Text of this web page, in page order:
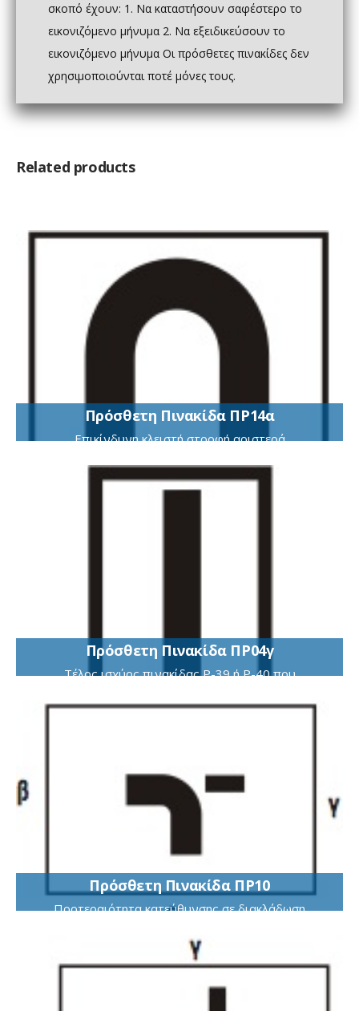
σκοπό έχουν: 1. Να καταστήσουν σαφέστερο το
εικονιζόμενο μήνυμα 2. Να εξειδικεύσουν το
εικονιζόμενο μήνυμα Οι πρόσθετες πινακίδες δεν
χρησιμοποιούνται ποτέ μόνες τους.
Related products
Πρόσθετη Πινακίδα ΠΡ14α
Επικίνδυνη κλειστή στροφή αριστερά
Πρόσθετη Πινακίδα ΠΡ04γ
Τέλος ισχύος πινακίδας Ρ-39 ή Ρ-40 που
Πρόσθετη Πινακίδα ΠΡ10
Προτεραιότητα κατεύθυνσης σε διακλάδωση